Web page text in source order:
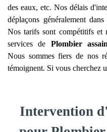
des eaux, etc. Nos délais
déplaçons généralement
Nos tarifs sont compétitifs et
services de Plombier
Nous sommes fiers de nos
témoignent. Si vous cherchez
Intervention